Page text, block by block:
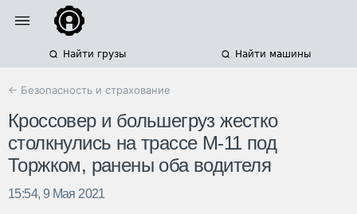
Найти грузы Найти машины
← Безопасность и страхование
Кроссовер и большегруз жестко
столкнулись на трассе М-11 под
Торжком, ранены оба водителя
15:54, 9 Мая 2021